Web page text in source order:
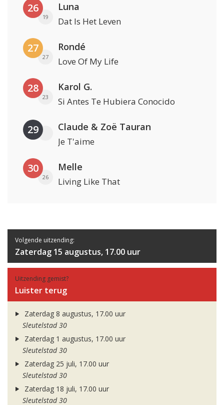
26
19
Luna
Dat Is Het Leven
27
27
Rondé
Love Of My Life
28
23
Karol G.
Si Antes Te Hubiera Conocido
29 Claude & Zoë Tauran
Je T'aime
30
26
Melle
Living Like That
Volgende uitzending:
Zaterdag 15 augustus, 17.00 uur
Uitzending gemist?
Luister terug
Zaterdag 8 augustus, 17.00 uur
Sleutelstad 30
Zaterdag 1 augustus, 17.00 uur
Sleutelstad 30
Zaterdag 25 juli, 17.00 uur
Sleutelstad 30
Zaterdag 18 juli, 17.00 uur
Sleutelstad 30